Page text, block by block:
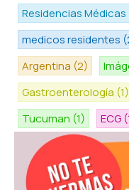
Residencias Médicas
medicos residentes
Argentina (2)
Gastroenterología (1)
Tucuman (1) ECG